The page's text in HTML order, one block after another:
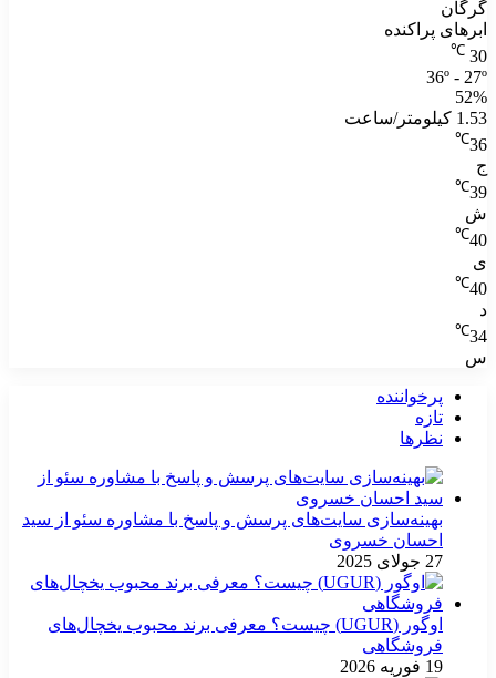
گرگان
ابرهای پراکنده
30
℃
36º - 27º
52%
1.53 کیلومتر/ساعت
36
℃
ج
39
℃
ش
40
℃
ی
40
℃
د
34
℃
س
پرخواننده
تازه
نظرها
بهینه‌سازی سایت‌های پرسش و پاسخ با مشاوره سئو از سید
احسان خسروی
27 جولای 2025
اوگور (UGUR) چیست؟ معرفی برند محبوب یخچال‌های
فروشگاهی
19 فوریه 2026